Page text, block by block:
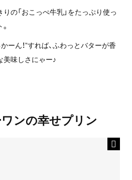
の「おこっぺ牛乳」をたっぷり使っ
ーん！”すれば、ふわっとバターが香
美味しさにゃー♪
ンの幸せプリン